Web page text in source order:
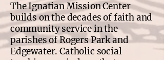
The Ignatian Mission Center
builds on the decades of faith and
community service in the
parishes of Rogers Park and
Edgewater. Catholic social